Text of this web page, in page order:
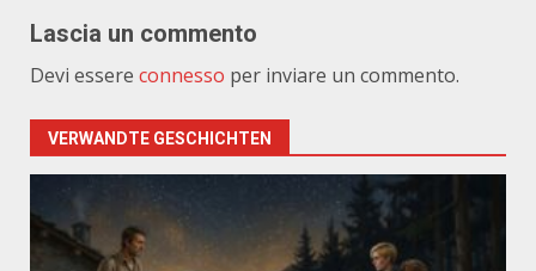
Lascia un commento
Devi essere connesso per inviare un commento.
VERWANDTE GESCHICHTEN